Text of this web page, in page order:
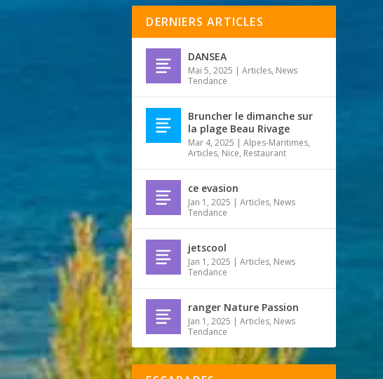
DERNIERS ARTICLES
DANSEA
Mai 5, 2025 |Articles, News
Tendance
Bruncher le dimanche sur
la plage Beau Rivage
Mar 4, 2025 |Alpes-Maritimes,
Articles, Nice, Restaurant
ce evasion
Jan 1, 2025 |Articles, News
Tendance
jetscool
Jan 1, 2025 |Articles, News
Tendance
ranger Nature Passion
Jan 1, 2025 |Articles, News
Tendance